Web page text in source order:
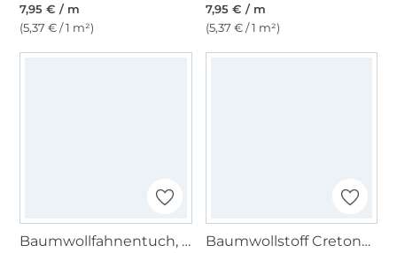
7,95 € / m
(5,37 € / 1 m²)
7,95 € / m
(5,37 € / 1 m²)
Baumwollfahnentuch, hellgelb Baumwollstoff Cretonne Hühnerfarm, creme